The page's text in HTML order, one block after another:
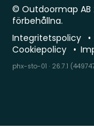
© Outdoormap AB
förbehållna.
Integritetspolicy
Cookiepolicy
phx-sto-01 · 26.7.1